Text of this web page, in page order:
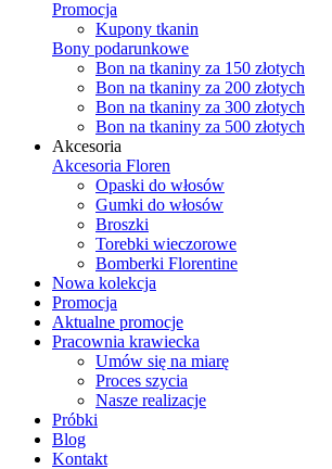
Promocja
Kupony tkanin
Bony podarunkowe
Bon na tkaniny za 150 złotych
Bon na tkaniny za 200 złotych
Bon na tkaniny za 300 złotych
Bon na tkaniny za 500 złotych
Akcesoria
Akcesoria Floren
Opaski do włosów
Gumki do włosów
Broszki
Torebki wieczorowe
Bomberki Florentine
Nowa kolekcja
Promocja
Aktualne promocje
Pracownia krawiecka
Umów się na miarę
Proces szycia
Nasze realizacje
Próbki
Blog
Kontakt